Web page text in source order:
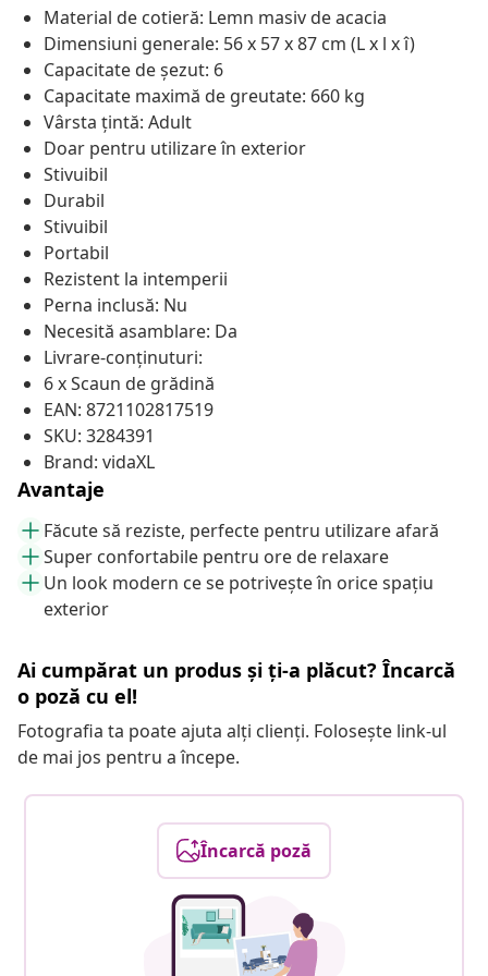
Material de cotieră: Lemn masiv de acacia
Dimensiuni generale: 56 x 57 x 87 cm (L x l x î)
Capacitate de șezut: 6
Capacitate maximă de greutate: 660 kg
Vârsta țintă: Adult
Doar pentru utilizare în exterior
Stivuibil
Durabil
Stivuibil
Portabil
Rezistent la intemperii
Perna inclusă: Nu
Necesită asamblare: Da
Livrare-conținuturi:
6 x Scaun de grădină
EAN: 8721102817519
SKU: 3284391
Brand: vidaXL
Avantaje
Făcute să reziste, perfecte pentru utilizare afară
Super confortabile pentru ore de relaxare
Un look modern ce se potrivește în orice spațiu
exterior
Ai cumpărat un produs și ți-a plăcut? Încarcă
o poză cu el!
Fotografia ta poate ajuta alți clienți. Folosește link-ul
de mai jos pentru a începe.
Încarcă poză